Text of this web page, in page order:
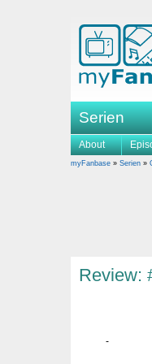
Serien
About
myFanbase » Serien »
Review: